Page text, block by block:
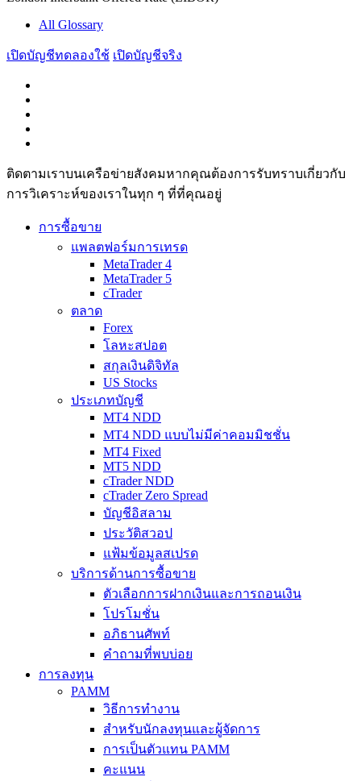
All Glossary
เปิดบัญชีทดลองใช้ เปิดบัญชีจริง
ติดตามเราบนเครือข่ายสังคมหากคุณต้องการรับทราบเกี่ยวกับ
การวิเ­คราะห์ของเราในทุก ๆ ที่ที่คุณอยู่
การซื้อขาย
แพลตฟอร์มการเทรด
MetaTrader 4
MetaTrader 5
cTrader
ตลาด
Forex
โลหะสปอต
สกุลเงินดิจิทัล
US Stocks
ประเภทบัญชี
MT4 NDD
MT4 NDD แบบไม่มีค่าคอมมิชชั่น
MT4 Fixed
MT5 NDD
cTrader NDD
cTrader Zero Spread
บัญชีอิสลาม
ประวัติสวอป
แฟ้มข้อมูลสเปรด
บริการด้านการซื้อขาย
ตัวเลือกการฝากเงินและการถอนเงิน
โปรโมชั่น
อภิธานศัพท์
คำถามที่พบบ่อย
การลงทุน
PAMM
วิธีการทำงาน
สำหรับนักลงทุนและผู้จัดการ
การเป็นตัวแทน PAMM
คะแนน